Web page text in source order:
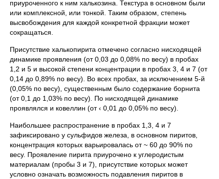
приуроченного к ним халькозина. Текстура в основном были
или комплексной, или тонкой. Таким образом, степень
высвобождения для каждой конкретной фракции может
сокращаться.
Присутствие халькопирита отмечено согласно нисходящей
динамике проявления (от 0,03 до 0,08% по весу) в пробах
1,2 и 5 и высокой степени концентрации в пробах 3, 4 и 7 (от
0,14 до 0,89% по весу). Во всех пробах, за исключением 5-й
(0,05% по весу), существенным было содержание борнита
(от 0,1 до 1,03% по весу). По нисходящей динамике
проявлялся и ковеллин (от ‹ 0,01 до 0,05% по весу).
Наибольшее распространение в пробах 1,3, 4 и 7
зафиксировано у сульфидов железа, в основном пиритов,
концентрация которых варьировалась от ~ 60 до 90% по
весу. Проявление пирита приурочено к углеродистым
материалам (пробы 3 и 7), присутствие которых может
условно означать возможность подавления пиритов в